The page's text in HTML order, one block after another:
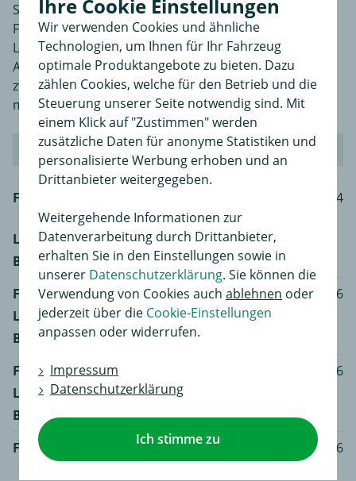
Sitz in Wolfsburg. Das Portfolio umfasst viele
Fahrzeugmarken wie Bentley, Audi, Ducati, Bugatti,
Lamborghini, Porsche, MAN, Seat, Skoda und Scania.
Auch wenn es global, hinter Toyota, nur für den
zweiten Platz der Weltrangliste reicht, ist VW der
mächtigste Automobilhersteller Europas.
VW GOLF IV Variant (1J5)
Fahrzeugmodell
VW GOLF IV Variant (1J5) 1.4
16V
Leistung
55 kW / 75 PS
Baujahr
05.99 - 06.06
Fahrzeugmodell
VW GOLF IV Variant (1J5) 1.6
Leistung
74 kW / 101 PS
Baujahr
05.99 - 04.02
Fahrzeugmodell
VW GOLF IV Variant (1J5) 1.6
Leistung
75 kW / 102 PS
Baujahr
08.00 - 06.06
Fahrzeugmodell
VW GOLF IV Variant (1J5) 1.6
16V
Ihre Cookie Einstellungen
Wir verwenden Cookies und ähnliche
Technologien, um Ihnen für Ihr Fahrzeug
optimale Produktangebote zu bieten. Dazu
zählen Cookies, welche für den Betrieb und die
Steuerung unserer Seite notwendig sind. Mit
einem Klick auf "Zustimmen" werden
zusätzliche Daten für anonyme Statistiken und
personalisierte Werbung erhoben und an
Drittanbieter weitergegeben.
Weitergehende Informationen zur
Datenverarbeitung durch Drittanbieter,
erhalten Sie in den Einstellungen sowie in
unserer Datenschutzerklärung. Sie können die
Verwendung von Cookies auch ablehnen oder
jederzeit über die Cookie-Einstellungen
anpassen oder widerrufen.
Impressum
Datenschutzerklärung
Ich stimme zu